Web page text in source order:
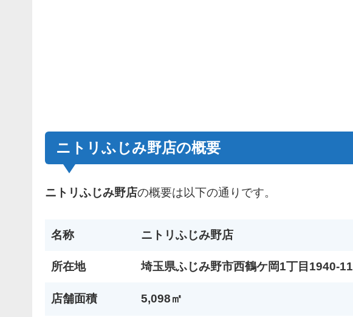
ニトリふじみ野店の概要
ニトリふじみ野店の概要は以下の通りです。
名称 ニトリふじみ野店
所在地 埼玉県ふじみ野市西鶴ケ岡1丁目1940-11
店舗面積 5,098㎡